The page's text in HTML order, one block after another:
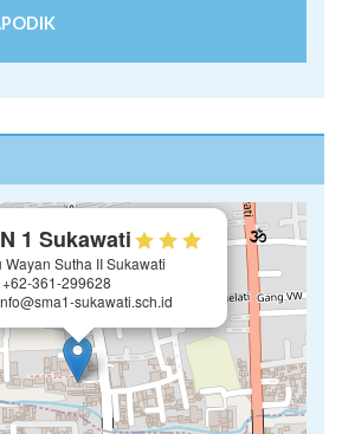
1 Sukawati
Wayan Sutha II Sukawati
361-299628
sukawati.sch.id